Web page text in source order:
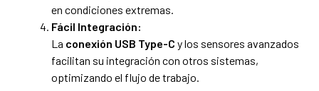
en condiciones extremas.
Fácil Integración:
La conexión USB Type-C y los sensores avanzados
facilitan su integración con otros sistemas,
optimizando el flujo de trabajo.